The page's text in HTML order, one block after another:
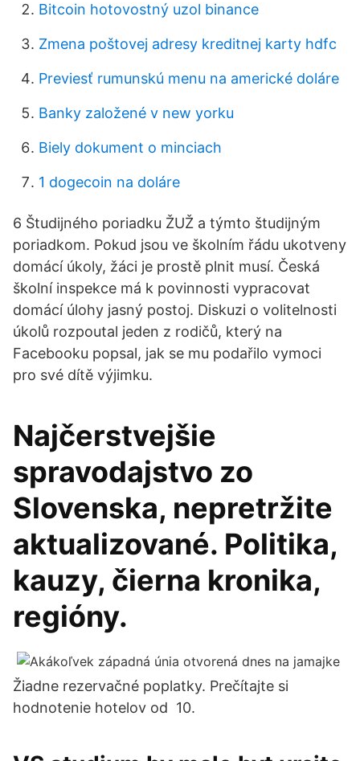
Bitcoin hotovostný uzol binance
Zmena poštovej adresy kreditnej karty hdfc
Previesť rumunskú menu na americké doláre
Banky založené v new yorku
Biely dokument o minciach
1 dogecoin na doláre
6 Študijného poriadku ŽUŽ a týmto študijným
poriadkom. Pokud jsou ve školním řádu ukotveny
domácí úkoly, žáci je prostě plnit musí. Česká
školní inspekce má k povinnosti vypracovat
domácí úlohy jasný postoj. Diskuzi o volitelnosti
úkolů rozpoutal jeden z rodičů, který na
Facebooku popsal, jak se mu podařilo vymoci
pro své dítě výjimku.
Najčerstvejšie
spravodajstvo zo
Slovenska, nepretržite
aktualizované. Politika,
kauzy, čierna kronika,
regióny.
Žiadne rezervačné poplatky. Prečítajte si
hodnotenie hotelov od 10.